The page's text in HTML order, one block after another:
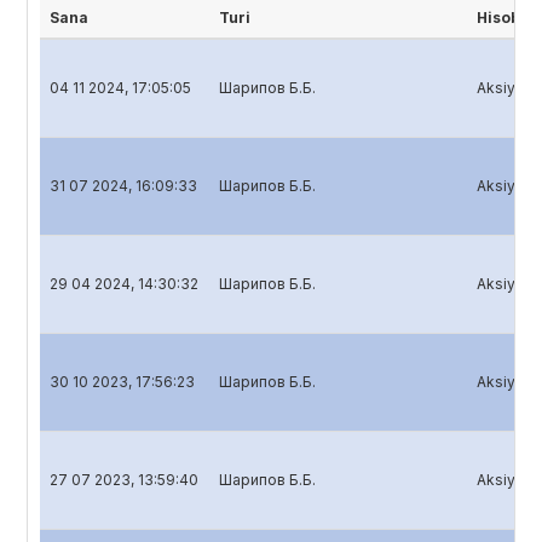
Sana Turi Hisobot
04 11 2024, 17:05:05 Шарипов Б.Б.
31 07 2024, 16:09:33 Шарипов Б.Б.
29 04 2024, 14:30:32 Шарипов Б.Б.
30 10 2023, 17:56:23 Шарипов Б.Б.
27 07 2023, 13:59:40 Шарипов Б.Б.